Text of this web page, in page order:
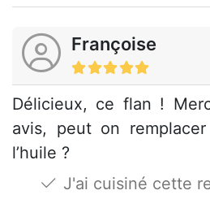
Françoise
Délicieux, ce flan !
avis, peut on
l’huile ?
J'ai cuisiné cette